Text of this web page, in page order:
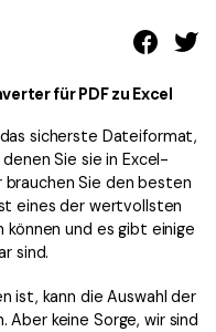
für PDF zu Excel
sicherste Dateiformat,
Sie sie in Excel-
Sie den besten
eines der wertvollsten
können und es gibt einige
sind.
ist, kann die Auswahl der
keine Sorge, wir sind